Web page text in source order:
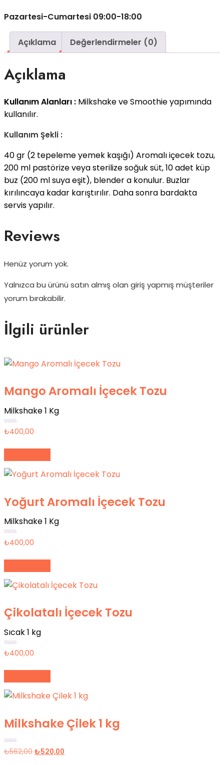
Pazartesi-Cumartesi 09:00-18:00
Açıklama Değerlendirmeler (0)
Açıklama
Kullanım Alanları : Milkshake ve Smoothie yapımında
kullanılır.
Kullanım Şekli :
40 gr (2 tepeleme yemek kaşığı) Aromalı içecek tozu,
200 ml pastörize veya sterilize soğuk süt, 10 adet küp
buz (200 ml suya eşit), blender a konulur. Buzlar
kırılıncaya kadar karıştırılır. Daha sonra bardakta
servis yapılır.
Reviews
Henüz yorum yok.
Yalnızca bu ürünü satın almış olan giriş yapmış müşteriler
yorum bırakabilir.
İlgili ürünler
Mango Aromalı İçecek Tozu
Milkshake 1 Kg
5
üzerinden
oy
₺400,00
Yoğurt Aromalı İçecek Tozu
Milkshake 1 Kg
5
üzerinden
oy
₺400,00
Çikolatalı İçecek Tozu
Sıcak 1 kg
5
üzerinden
oy
₺400,00
Milkshake Çilek 1 kg
5
üzerinden
₺562,00 Orijinal
₺520,00